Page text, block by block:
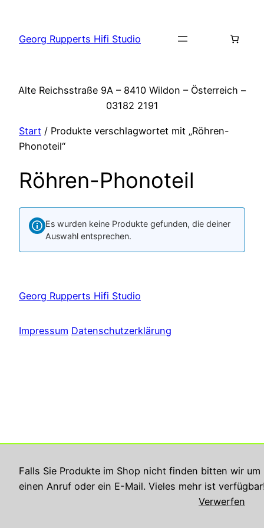
Falls Sie Produkte im Shop nicht finden bitten wir um
einen Anruf oder ein E-Mail. Vieles mehr ist
Verwerfen
springen
Georg Rupperts Hifi Studio
Alte Reichsstraße 9A – 8410 Wildon – Österreich –
03182 2191
Start / Produkte verschlagwortet mit „Röhren-
Phonoteil“
Röhren-Phonoteil
Es wurden keine Produkte gefunden, die deiner
Auswahl entsprechen.
Georg Rupperts Hifi Studio
Impressum Datenschutzerklärung